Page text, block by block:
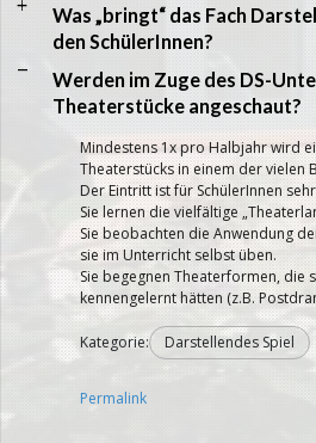
a
Was „bringt“ das Fach
den SchülerInnen?
A
Werden im Zuge des DS-
Theaterstücke angeschaut?
Mindestens 1x pro Halbjahr wird
Theaterstücks in einem der vielen
Der Eintritt ist für SchülerInnen
Sie lernen die vielfältige
Sie beobachten die Anwendung
sie im Unterricht selbst üben.
Sie begegnen Theaterformen, die
kennengelernt hätten (z.B.
Kategorie: Darstellendes Spiel
Permalink